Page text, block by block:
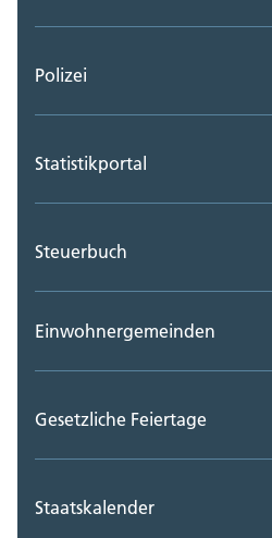
Polizei
Statistikportal
Steuerbuch
Einwohnergemeinden
Gesetzliche Feiertage
Staatskalender